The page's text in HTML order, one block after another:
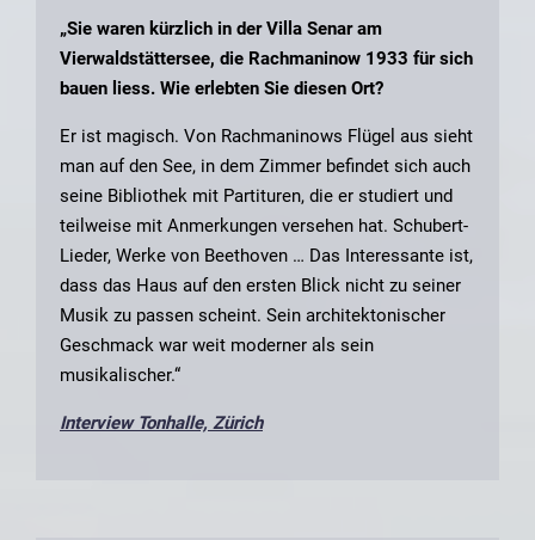
„Sie waren kürzlich in der Villa Senar am
Vierwaldstättersee, die Rachmaninow 1933 für sich
bauen liess. Wie erlebten Sie diesen Ort?
Er ist magisch. Von Rachmaninows Flügel aus sieht
man auf den See, in dem Zimmer befindet sich auch
seine Bibliothek mit Partituren, die er studiert und
teilweise mit Anmerkungen versehen hat. Schubert-
Lieder, Werke von Beethoven … Das Interessante ist,
dass das Haus auf den ersten Blick nicht zu seiner
Musik zu passen scheint. Sein architektonischer
Geschmack war weit moderner als sein
musikalischer.“
Interview Tonhalle, Zürich